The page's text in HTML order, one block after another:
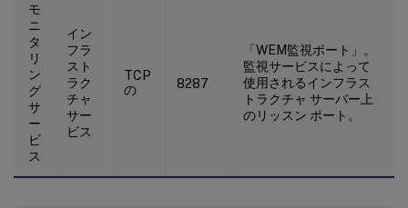
モ
ニ
タ
リ
ン
グ
サ
ー
ビ
ス
イン
フラ
スト
ラク
チャ
サー
ビス
TCP
の
8287
「WEM監視ポート」。
監視サービスによって
使用されるインフラス
トラクチャ サーバー上
のリッスン ポート。